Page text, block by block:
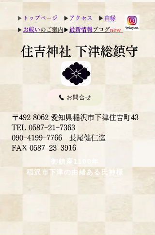
▶︎ トップページ ▶︎ アクセス ▶︎ 由縁
▶︎ お祓いのご案内▶︎最新情報ブログnew
住吉神社 下津総鎮守
〒492-8062 愛知県稲沢市下津住吉町43
TEL 0587−21−7363
090−4199−7766 長尾健仁迄
​FAX 0587−23−3916
お問合せ
御鎮座1100年
稲沢市下津の由緒ある氏神様